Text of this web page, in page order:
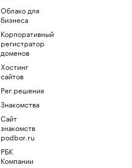
Облако для
бизнеса
Корпоративный
регистратор
доменов
Хостинг
сайтов
Рег.решения
Знакомства
Сайт
знакомств
podbor.ru
РБК
Компании